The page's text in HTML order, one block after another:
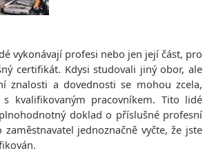
vykonávají profesi nebo jen její část, pro
certifikát. Kdysi studovali jiný obor, ale
znalosti a dovednosti se mohou zcela,
kvalifikovaným pracovníkem. Tito lidé
doklad o příslušné profesní
jednoznačně vyčte, že jste